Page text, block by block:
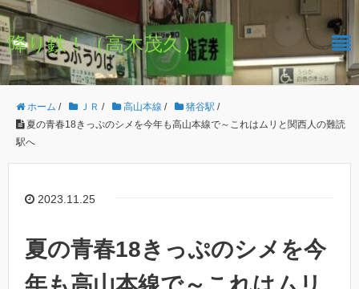
降り鉄！（高木茂久）
ホーム / ＪＲ / 高山本線 / 猪谷駅 /
夏の青春18きっぷのシメを今年も高山本線で～これはムリと関西人の難読
駅へ
2023.11.25
夏の青春18きっぷのシメを今